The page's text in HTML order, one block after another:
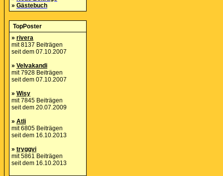
» Gästebuch
TopPoster
» rivera
mit 8137 Beiträgen
seit dem 07.10.2007
» Velvakandi
mit 7928 Beiträgen
seit dem 07.10.2007
» Wisy
mit 7845 Beiträgen
seit dem 20.07.2009
» Atli
mit 6805 Beiträgen
seit dem 16.10.2013
» tryggvi
mit 5861 Beiträgen
seit dem 16.10.2013